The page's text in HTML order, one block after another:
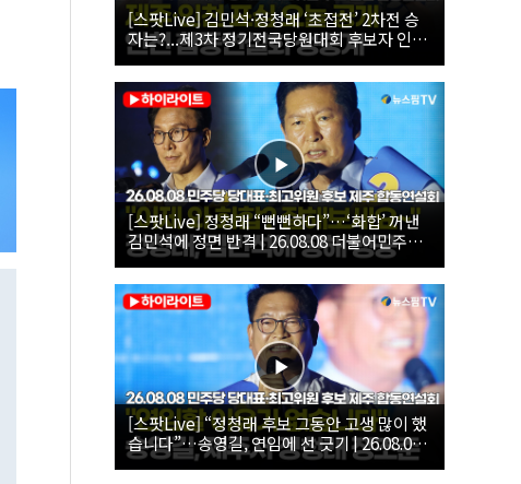
[스팟Live] 김민석·정청래 ‘초접전’ 2차전 승
자는?...제3차 정기전국당원대회 후보자 인천
합동연설회 생중계 | 26.08.08
[스팟Live] 정청래 “뻔뻔하다”…‘화합’ 꺼낸
김민석에 정면 반격 | 26.08.08 더불어민주당
당대표·최고위원 후보 제주 합동연설회
[스팟Live] “정청래 후보 그동안 고생 많이 했
습니다”…송영길, 연임에 선 긋기 | 26.08.08
더불어민주당 당대표·최고위원 후보 제주 합